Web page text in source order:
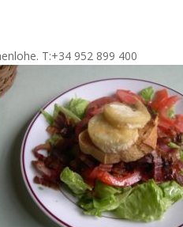
T:+34 952 899 400